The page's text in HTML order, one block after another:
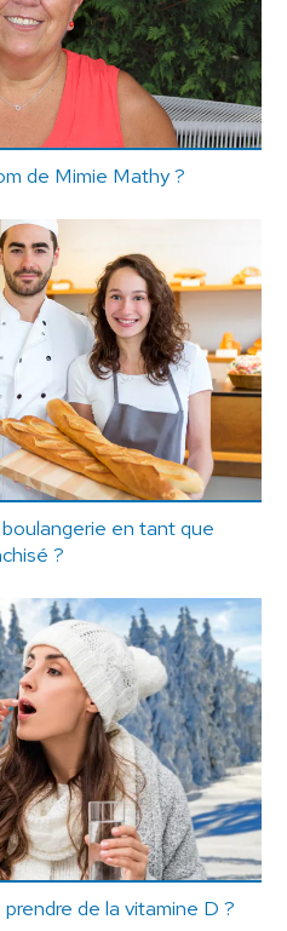
de Mimie Mathy ?
en tant que
?
de la vitamine D ?